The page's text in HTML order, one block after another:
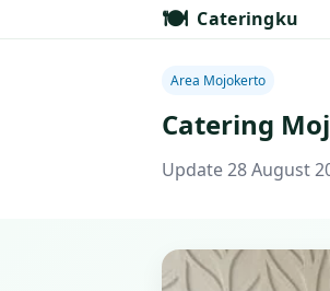
🍽️ Cateringku
Area Mojokerto
Catering
Update 28 August